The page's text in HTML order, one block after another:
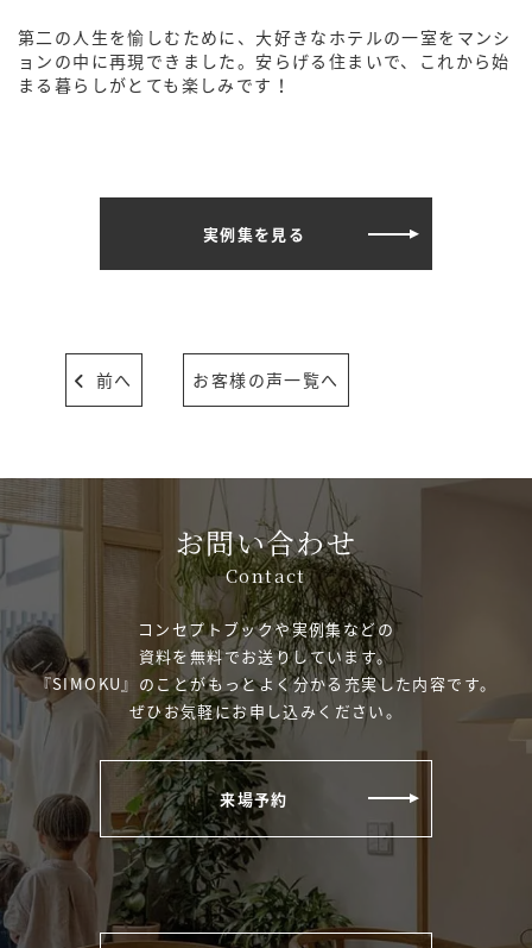
第二の人生を愉しむために、大好きなホテルの一室をマンシ
ョンの中に再現できました。安らげる住まいで、これから始
まる暮らしがとても楽しみです！
実例集を見る
前へ お客様の声一覧へ
お問い合わせ
Contact
コンセプトブックや実例集などの
資料を無料でお送りしています。
『SIMOKU』のことがもっとよく分かる 充実した内容です。
ぜひお気軽にお申し込みください。
来場予約